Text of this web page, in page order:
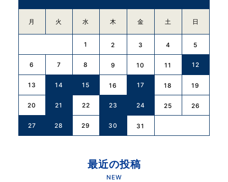
月 火 水 木 金 土 日
1 2 3 4 5
6 7 8 9 10 11 12
13 14 15 16 17 18 19
20 21 22 23 24 25 26
27 28 29 30 31
最近の投稿
NEW